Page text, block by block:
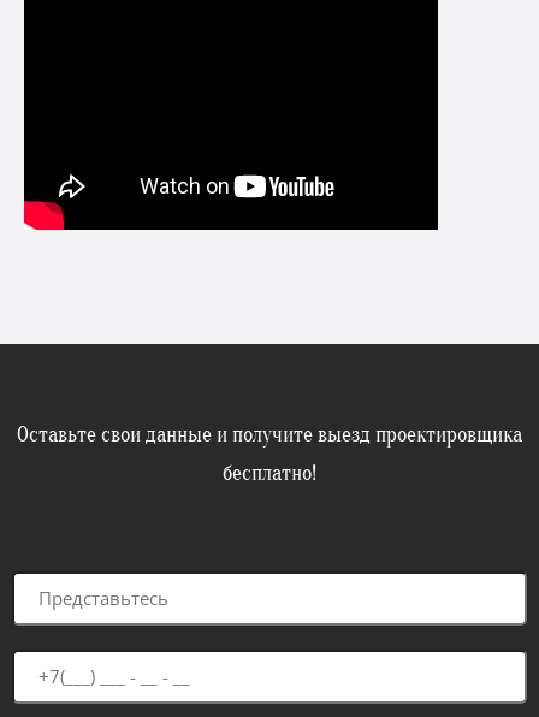
Оставьте свои данные и получите выезд проектировщика
бесплатно!